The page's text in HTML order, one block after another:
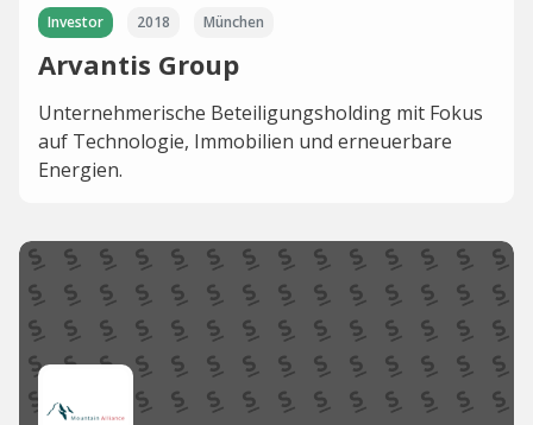
Investor 2018 München
Arvantis Group
Unternehmerische Beteiligungsholding mit Fokus
auf Technologie, Immobilien und erneuerbare
Energien.